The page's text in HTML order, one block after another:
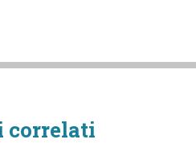
correlati